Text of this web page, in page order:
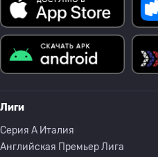
Лиги
Серия A Италия
Английская Премьер Лига